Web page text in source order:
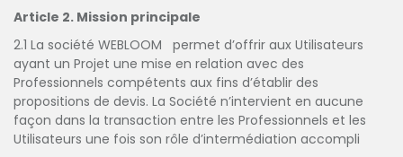
Article 2. Mission principale
2.1 La société WEBLOOM permet d’offrir aux Utilisateurs
ayant un Projet une mise en relation avec des
Professionnels compétents aux fins d’établir des
propositions de devis. La Société n’intervient en aucune
façon dans la transaction entre les Professionnels et les
Utilisateurs une fois son rôle d’intermédiation accompli